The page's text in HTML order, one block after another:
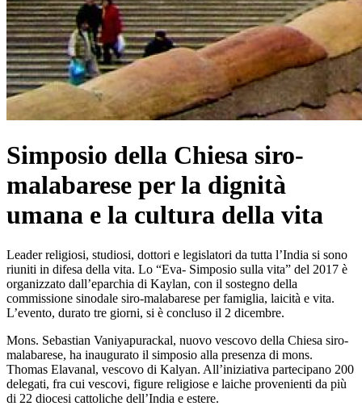
Simposio della Chiesa siro-
malabarese per la dignità
umana e la cultura della vita
Leader religiosi, studiosi, dottori e legislatori da tutta l’India si sono
riuniti in difesa della vita. Lo “Eva- Simposio sulla vita” del 2017 è
organizzato dall’eparchia di Kaylan, con il sostegno della
commissione sinodale siro-malabarese per famiglia, laicità e vita.
L’evento, durato tre giorni, si è concluso il 2 dicembre.
Mons. Sebastian Vaniyapurackal, nuovo vescovo della Chiesa siro-
malabarese, ha inaugurato il simposio alla presenza di mons.
Thomas Elavanal, vescovo di Kalyan. All’iniziativa partecipano 200
delegati, fra cui vescovi, figure religiose e laiche provenienti da più
di 22 diocesi cattoliche dell’India e estere.